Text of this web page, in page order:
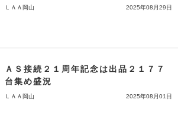
ＬＡＡ岡山 2025年08月29日
ＡＳ接続２１周年記念は出品２１７７
台集め盛況
ＬＡＡ岡山 2025年08月01日